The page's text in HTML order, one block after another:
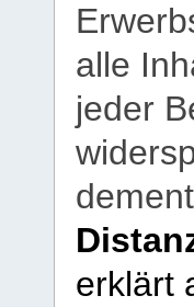
alle
jeder
erklärt